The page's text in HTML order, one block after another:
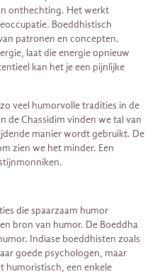
onthechting. Het werkt
Boeddhistisch
patronen en concepten.
laat die energie opnieuw
kan het je een pijnlijke
veel humorvolle tradities in de
de Chassidim vinden we tal van
manier wordt gebruikt. De
zien we het minder. Een
die spaarzaam humor
bron van humor. De Boeddha
Indiase boeddhisten zoals
goede psychologen, maar
humoristisch, een enkele